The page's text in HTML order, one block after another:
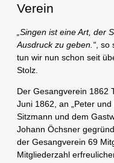
Verein
„Singen ist eine Art, der
Ausdruck zu geben.“ ,
tun wir nun schon seit
Stolz.
Der Gesangverein 1862
Juni 1862, an „Peter
Sitzmann und dem
Johann Öchsner
der Gesangverein 69
Mitgliederzahl